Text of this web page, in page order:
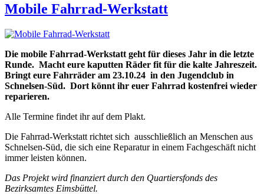
Mobile Fahrrad-Werkstatt
Die mobile Fahrrad-Werkstatt geht für dieses Jahr in die letzte
Runde. Macht eure kaputten Räder fit für die kalte Jahreszeit.
Bringt eure Fahrräder am 23.10.24 in den Jugendclub in
Schnelsen-Süd. Dort könnt ihr euer Fahrrad kostenfrei wieder
reparieren.
Alle Termine findet ihr auf dem Plakt.
Die Fahrrad-Werkstatt richtet sich ausschließlich an Menschen aus
Schnelsen-Süd, die sich eine Reparatur in einem Fachgeschäft nicht
immer leisten können.
Das Projekt wird finanziert durch den Quartiersfonds des
Bezirksamtes Eimsbüttel.